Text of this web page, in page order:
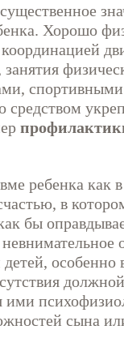
Хорошо
спортивными
средством
ребенка как в
в
бы
особенно
ими
сына